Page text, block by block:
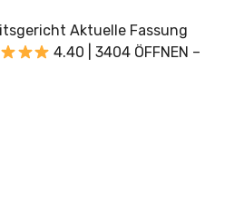
Aktuelle Fassung
4.40 | 3404 ÖFFNEN –